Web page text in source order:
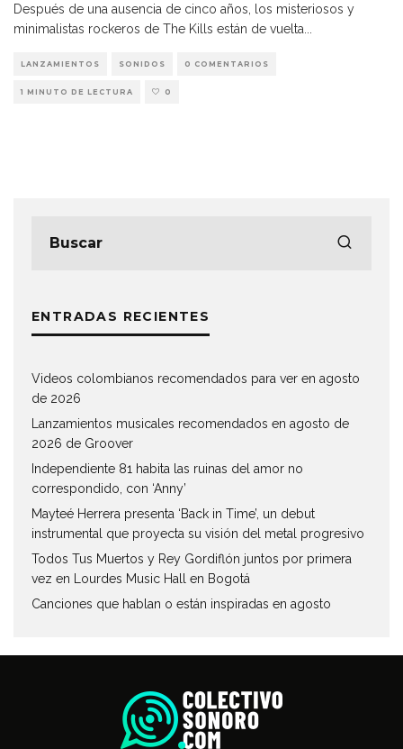
Después de una ausencia de cinco años, los misteriosos y
minimalistas rockeros de The Kills están de vuelta
LANZAMIENTOS SONIDOS 0 COMENTARIOS
1 MINUTO DE LECTURA 0
ENTRADAS RECIENTES
Videos colombianos recomendados para ver en agosto
de 2026
Lanzamientos musicales recomendados en agosto de
2026 de Groover
Independiente 81 habita las ruinas del amor no
correspondido, con ‘Anny’
Mayteé Herrera presenta ‘Back in Time’, un debut
instrumental que proyecta su visión del metal progresivo
Todos Tus Muertos y Rey Gordiflón juntos por primera
vez en Lourdes Music Hall en Bogotá
Canciones que hablan o están inspiradas en agosto